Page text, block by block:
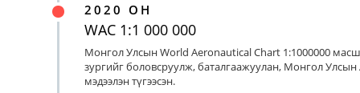
2020 ОН
WAC 1:1 000 000
Монгол Улсын World Aeronautical Chart 1:1000000
зургийг боловсруулж, баталгаажуулан, Монгол Улсын
мэдээлэн түгээсэн.